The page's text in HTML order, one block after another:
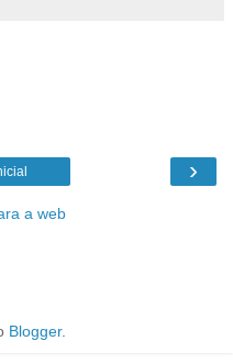
›
a web
Blogger.